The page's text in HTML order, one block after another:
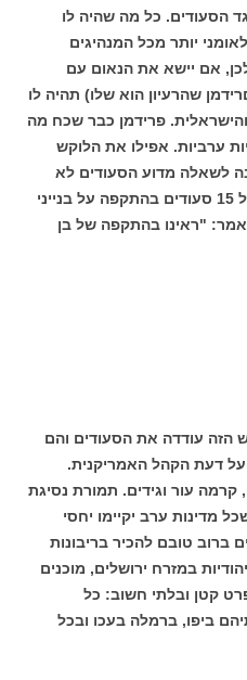
כל מה שהיה לו
יותר מכל המנהיגים
אם יישא את הנאום עם
שהרעיון הוא שלו) תהיה לו
פרידמן כבר שכח מה
אפילו את הלוקש
מדוע הסעודים לא
התנצלו עד כה על מעורבותם של 15 סעודים בהתקפה על בנייני
"ראינו בהתקפה של בן
עודדה את הסעודים והם
דעת הקהל האמריקנית.
עור וגידים. תמורת נסיגת
שכל מדינות ערב יקיימו יחסי
טובם להכיר בריבונות
במזרח ירושלים, מוכנים
קטן ובלתי חשוב: כל
ביפו, ברמלה בעכו ובכל